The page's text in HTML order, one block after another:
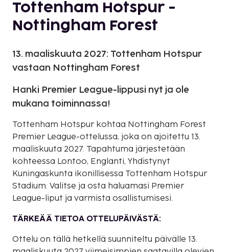
Tottenham Hotspur -
Nottingham Forest
13. maaliskuuta 2027: Tottenham Hotspur
vastaan Nottingham Forest
Hanki Premier League-lippusi nyt ja ole
mukana toiminnassa!
Tottenham Hotspur kohtaa Nottingham Forest
Premier League-ottelussa, joka on ajoitettu 13.
maaliskuuta 2027. Tapahtuma järjestetään
kohteessa Lontoo, Englanti, Yhdistynyt
Kuningaskunta ikonillisessa Tottenham Hotspur
Stadium. Valitse ja osta haluamasi Premier
League-liput ja varmista osallistumisesi.
TÄRKEÄÄ TIETOA OTTELUPÄIVÄSTÄ:
Ottelu on tällä hetkellä suunniteltu päivälle 13.